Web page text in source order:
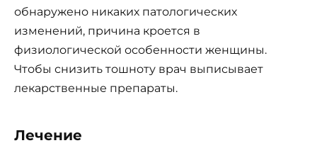
обнаружено никаких патологических
изменений, причина кроется в
физиологической особенности женщины.
Чтобы снизить тошноту врач выписывает
лекарственные препараты.
Лечение